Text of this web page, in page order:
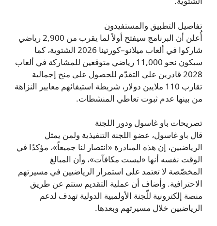
تفاصيل التطبيق والمستفيدون
أُعلن أن البرنامج سيفتح أولاً لما يقرب من 2,900 رياضي
شاركوا في ألعاب ميلانو–كورتينا 2026 الشتوية، كما
سيكون نحو 11,000 رياضي متوقعين للمشاركة في ألعاب
2028 قادرين على التقدّم للحصول على منح إجمالية
تقارب 110 ملايين دولار، شريطة استيفائهم معايير النزاهة
من بينها عدم ثبوت تعاطي المنشطات.
تصريحات باو غاسول ودور اللجنة
قال باو غاسول، عضو اللجنة التنفيذية ولمن يمثل
الرياضيين، إن هذه المبادرة «انتصار لنا جميعاً»، مؤكدًا في
الوقت نفسه أنها «ليست مكافآت»، وأن المبالغ
المخصّصة لا تعتمد على استمرار الرياضيين في مسيرتهم
الاحترافية. وأضاف أن عملية التقديم ستتم عن طريق
منصة إلكترونية للّجنة الأولمبية الدولية تهدف لدعم
الرياضيين خلال مسيرتهم وبعدها.